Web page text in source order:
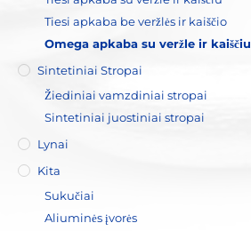
Tiesi apkaba be veržlės ir kaiščio
Omega apkaba su veržle ir kaiščiu
Sintetiniai Stropai
Žiediniai vamzdiniai stropai
Sintetiniai juostiniai stropai
Lynai
Kita
Sukučiai
Aliuminės įvorės